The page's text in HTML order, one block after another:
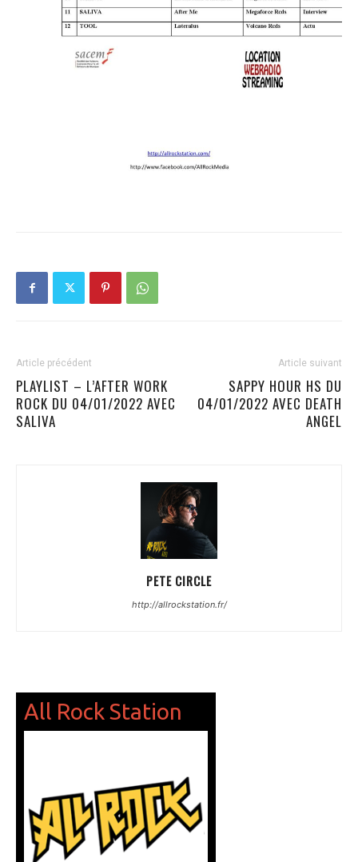
Article précédent
PLAYLIST – L’AFTER WORK
ROCK DU 04/01/2022 AVEC
SALIVA
Article suivant
SAPPY HOUR HS DU
04/01/2022 AVEC DEATH
ANGEL
PETE CIRCLE
http://allrockstation.fr/